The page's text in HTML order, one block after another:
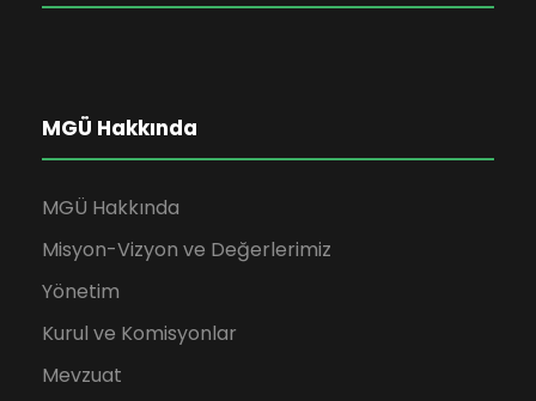
MGÜ Hakkında
MGÜ Hakkında
Misyon-Vizyon ve Değerlerimiz
Yönetim
Kurul ve Komisyonlar
Mevzuat